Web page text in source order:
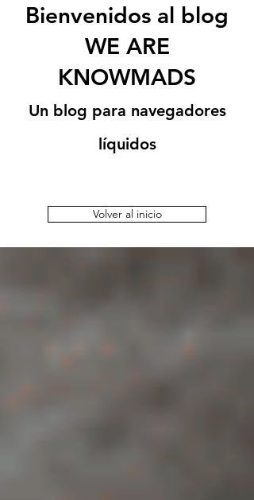
Bienvenidos al blog
WE ARE
KNOWMADS
Un blog para navegadores
líquidos
Volver al inicio